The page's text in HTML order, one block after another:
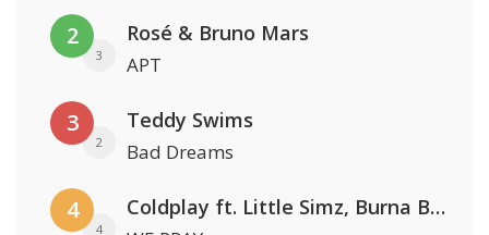
2
3
Rosé & Bruno Mars
APT
3
2
Teddy Swims
Bad Dreams
4
4
Coldplay ft. Little Simz, Burna Boy, Elyanna & Tini